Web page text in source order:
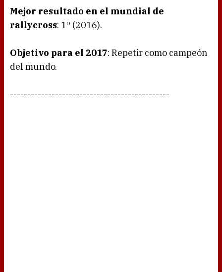
Mejor resultado en el mundial de
rallycross: 1º (2016).
Objetivo para el 2017: Repetir como campeón
del mundo.
----------------------------------------------